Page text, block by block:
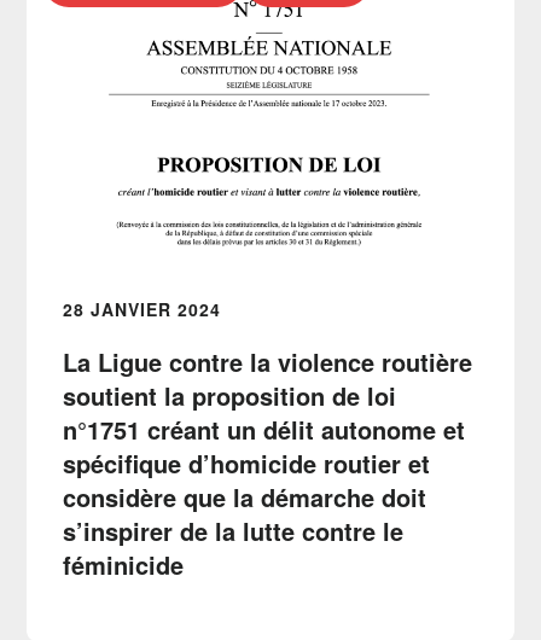
28 JANVIER 2024
La Ligue contre la violence routière
soutient la proposition de loi
n°1751 créant un délit autonome et
spécifique d’homicide routier et
considère que la démarche doit
s’inspirer de la lutte contre le
féminicide